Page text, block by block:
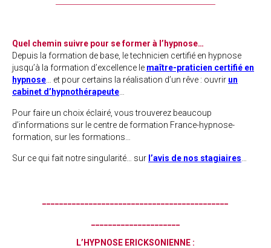
Quel chemin suivre pour se former à l’hypnose…
Depuis la formation de base, le technicien certifié en hypnose
jusqu’à la formation d’excellence le maître-praticien certifié en
hypnose … et pour certains la réalisation d’un rêve : ouvrir un
cabinet d’hypnothérapeute
Pour faire un choix éclairé, vous trouverez beaucoup
d’informations sur le centre de formation France-hypnose-
formation, sur les formations…
Sur ce qui fait notre singularité… sur l’avis de nos stagiaires
L’HYPNOSE ERICKSONIENNE :